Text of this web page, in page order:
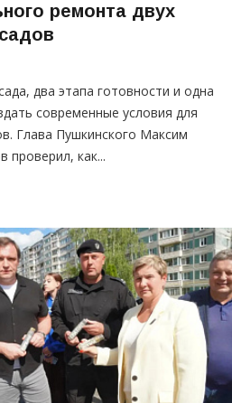
ремонта двух
два этапа готовности и одна
современные условия для
Глава Пушкинского Максим
проверил, как...